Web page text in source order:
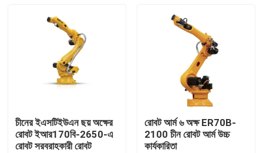
ভিআর শো
চীনের ইএসটিইউএন ছয় অক্ষের
রোবট ইআর170বি-2650-এ
রোবট সরবরাহকারী রোবট
রোবট আর্ম ৬ অক্ষ ER70B-
2100 চীন রোবট আর্ম উচ্চ
কার্যকারিতা